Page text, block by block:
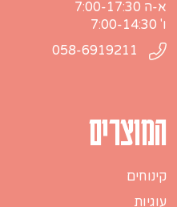
א-ה 7:00-17:30
ו' 7:00-14:30
המוצרים
קינוחים
עוגיות